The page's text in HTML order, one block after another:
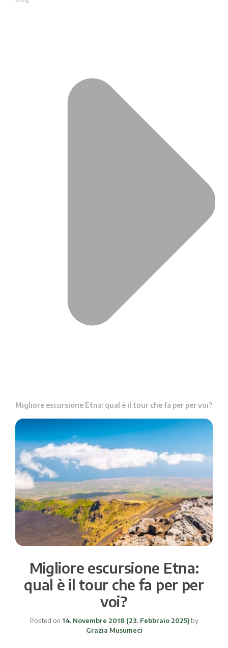
Migliore escursione Etna: qual è il tour che fa per per voi?
Migliore escursione Etna:
qual è il tour che fa per per
voi?
Posted on 14. Novembre 2018 (23. Febbraio 2025) by
Grazia Musumeci